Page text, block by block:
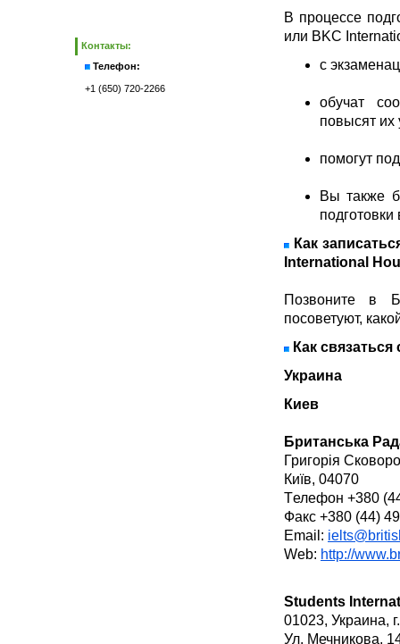
Контакты:
Телефон:
+1 (650) 720-2266
В процессе
или BKC
с
обучат
повысят их
помогут
Вы также
Как
International
Позвоните в
посоветуют,
Как
Украина
Киев
Британська
Григорія
Київ, 04070
Tелефон +380
Факс +380 (44)
Email:
Web: http://
Students
01023, Украина,
Ул. Мечникова,